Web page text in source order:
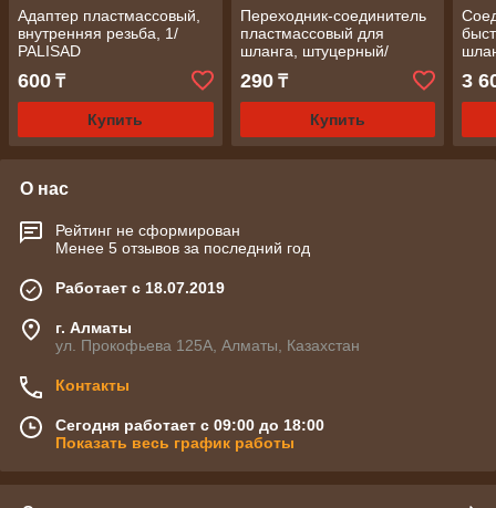
Адаптер пластмассовый,
внутренняя резьба, 1/
PALISAD
600 ₸
Купить
Переходник-соединитель
пластмассовый для
шланга, штуцерный/
290₸
Купить
3
О нас
Рейтинг не сформирован
Менее 5 отзывов за последний год
Работает с 18.07.2019
г. Алматы
ул. Прокофьева 125А, Алматы, Казахстан
Контакты
Сегодня работает с 09:00 до 18:00
Показать весь график работы